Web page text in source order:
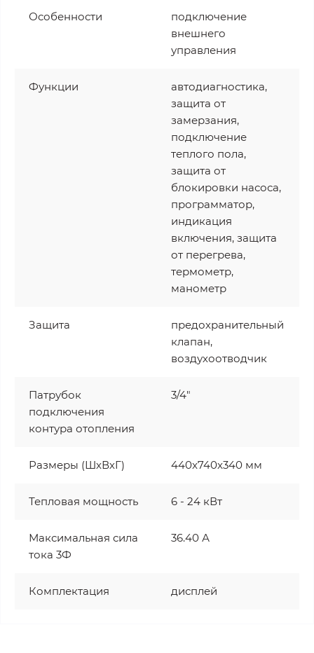
Особенности
подключение
внешнего
управления
Функции
автодиагностика,
защита от
замерзания,
подключение
теплого пола,
защита от
блокировки насоса,
программатор,
индикация
включения, защита
от перегрева,
термометр,
манометр
Защита
предохранительный
клапан,
воздухоотводчик
Патрубок
подключения
контура отопления
3/4"
Размеры (ШхВхГ) 440x740x340 мм
Тепловая мощность 6 - 24 кВт
Максимальная сила
тока 3Ф
36.40 А
Комплектация дисплей